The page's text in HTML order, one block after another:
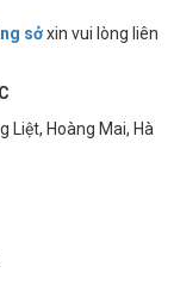
sởxin vui lòng liên
Hoàng Mai, Hà